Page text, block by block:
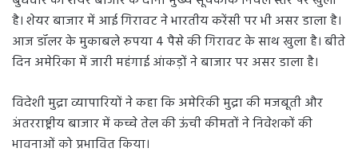
है। शेयर बाजार में आई गिरावट ने भारतीय करेंसी पर भी असर डाला है।
आज डॉलर के मुकाबले रुपया 4 पैसे की गिरावट के साथ खुला है। बीते
दिन अमेरिका में जारी महंगाई आंकड़ों ने बाजार पर असर डाला है।
विदेशी मुद्रा व्यापारियों ने कहा कि अमेरिकी मुद्रा की मजबूती और
अंतरराष्ट्रीय बाजार में कच्चे तेल की ऊंची कीमतों ने निवेशकों की
भावनाओं को प्रभावित किया।